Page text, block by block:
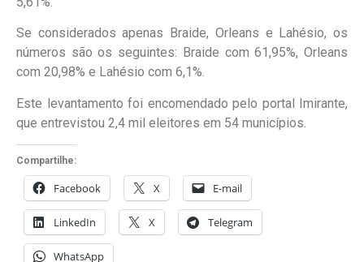
Se considerados apenas Braide, Orleans e Lahésio, os
números são os seguintes: Braide com 61,95%, Orleans
com 20,98% e Lahésio com 6,1%.
Este levantamento foi encomendado pelo portal Imirante,
que entrevistou 2,4 mil eleitores em 54 municípios.
Compartilhe:
Facebook X E-mail
LinkedIn X Telegram
WhatsApp